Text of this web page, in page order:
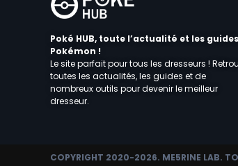
Poké HUB, toute l’actualité et les guides
Pokémon !
Le site parfait pour tous les dresseurs !
toutes les actualités, les guides et de
nombreux outils pour devenir le meilleur
dresseur.
COPYRIGHT 2020-2026. ME5RINE LAB.